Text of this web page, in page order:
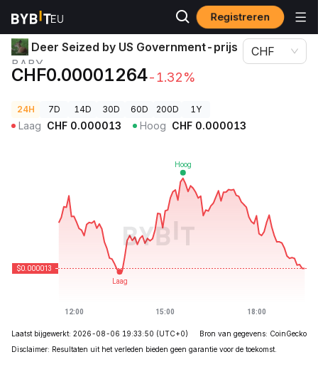
Registreren
Cryptoprijzen Deer Seized by US Government-prijs BABY
Deer Seized by US Government-prijs
BABY
CHF0.00001264-1.32%
CHF
24H 7D 14D 30D 60D 200D 1Y
Laag CHF 0.000013 Hoog CHF 0.000013
Laatst bijgewerkt: 2026-08-06 19:33:50 (UTC+0)
Bron van gegevens: CoinGecko
Disclaimer: Resultaten uit het verleden bieden geen garantie voor de toekomst.